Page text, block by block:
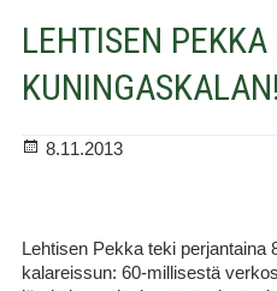
LEHTISEN PEKKA
KUNINGASKALAN!
Julkaistu
8.11.2013
Lehtisen Pekka teki perjantaina
kalareissun: 60-millisestä